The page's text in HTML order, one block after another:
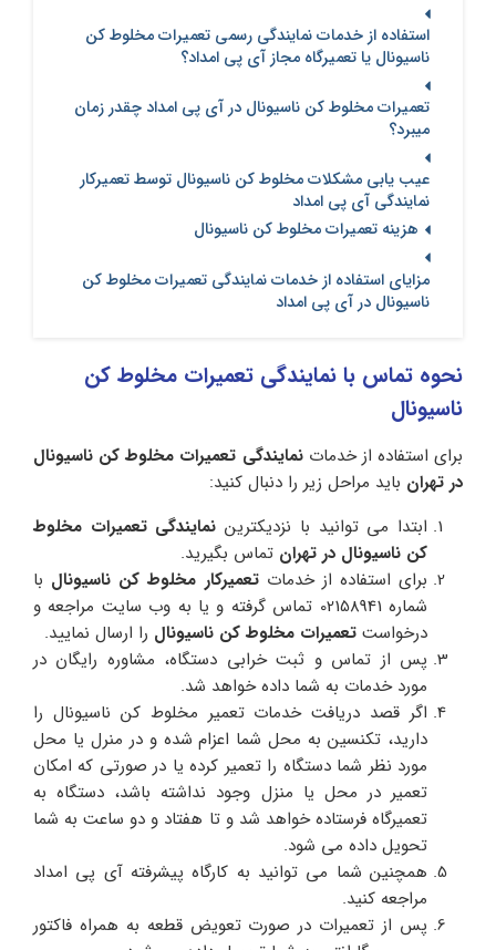
استفاده از خدمات نمایندگی رسمی تعمیرات مخلوط کن
ناسیونال یا تعمیرگاه مجاز آی پی امداد؟
تعمیرات مخلوط کن ناسیونال در آی‌ پی امداد چقدر زمان
میبرد؟
عیب یابی مشکلات مخلوط کن ناسیونال توسط تعمیرکار
نمایندگی آی پی امداد
هزینه تعمیرات مخلوط کن ناسیونال
مزایای استفاده از خدمات نمایندگی تعمیرات مخلوط کن
ناسیونال در آی پی امداد
نحوه تماس با نمایندگی تعمیرات مخلوط کن
ناسیونال
برای استفاده از خدمات نمایندگی تعمیرات مخلوط کن ناسیونال
در تهران باید مراحل زیر را دنبال کنید:
ابتدا می توانید با نزدیکترین نمایندگی تعمیرات مخلوط
کن ناسیونال در تهران تماس بگیرید.
برای استفاده از خدمات تعمیرکار مخلوط کن ناسیونال با
شماره 02158941 تماس گرفته و یا به وب سایت مراجعه و
درخواست تعمیرات مخلوط کن ناسیونال را ارسال نمایید.
پس از تماس و ثبت خرابی دستگاه، مشاوره رایگان در
مورد خدمات به شما داده خواهد شد.
اگر قصد دریافت خدمات تعمیر مخلوط کن ناسیونال را
دارید، تکنسین به محل شما اعزام شده و در منرل یا محل
مورد نظر شما دستگاه را تعمیر کرده یا در صورتی که امکان
تعمیر در محل یا منزل وجود نداشته باشد، دستگاه به
تعمیرگاه فرستاده خواهد شد و تا هفتاد و دو ساعت به شما
تحویل داده می شود.
همچنین شما می توانید به کارگاه پیشرفته آی پی امداد
مراجعه کنید.
پس از تعمیرات در صورت تعویض قطعه به همراه فاکتور